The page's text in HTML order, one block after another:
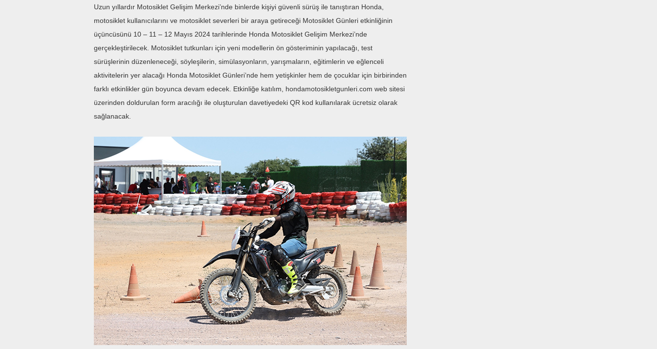
Uzun yıllardır Motosiklet Gelişim Merkezi’nde binlerde kişiyi güvenli sürüş ile tanıştıran Honda,
motosiklet kullanıcılarını ve motosiklet severleri bir araya getireceği Motosiklet Günleri etkinliğinin
üçüncüsünü 10 – 11 – 12 Mayıs 2024 tarihlerinde Honda Motosiklet Gelişim Merkezi’nde
gerçekleştirilecek. Motosiklet tutkunları için yeni modellerin ön gösteriminin yapılacağı, test
sürüşlerinin düzenleneceği, söyleşilerin, simülasyonların, yarışmaların, eğitimlerin ve eğlenceli
aktivitelerin yer alacağı Honda Motosiklet Günleri’nde hem yetişkinler hem de çocuklar için birbirinden
farklı etkinlikler gün boyunca devam edecek. Etkinliğe katılım, hondamotosikletgunleri.com web sitesi
üzerinden doldurulan form aracılığı ile oluşturulan davetiyedeki QR kod kullanılarak ücretsiz olarak
sağlanacak.